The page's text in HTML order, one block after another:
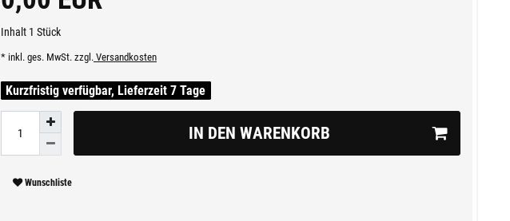
Inhalt 1 Stück
* inkl. ges. MwSt. zzgl. Versandkosten
Kurzfristig verfügbar, Lieferzeit 7 Tage
IN DEN WARENKORB
Wunschliste